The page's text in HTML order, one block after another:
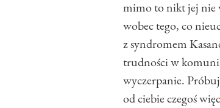
mimo to nikt jej nie
wobec tego, co
z syndromem
trudności w
wyczerpanie.
od ciebie czegoś